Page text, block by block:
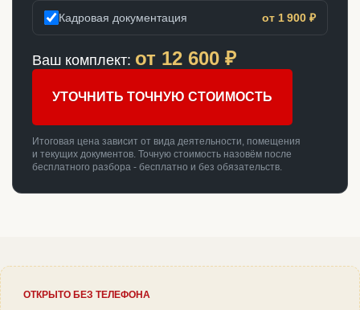
Кадровая документация от 1 900 ₽
Ваш комплект: от 12 600 ₽
УТОЧНИТЬ ТОЧНУЮ СТОИМОСТЬ
Итоговая цена зависит от вида деятельности, помещения
и текущих документов. Точную стоимость назовём после
бесплатного разбора - бесплатно и без обязательств.
ОТКРЫТО БЕЗ ТЕЛЕФОНА